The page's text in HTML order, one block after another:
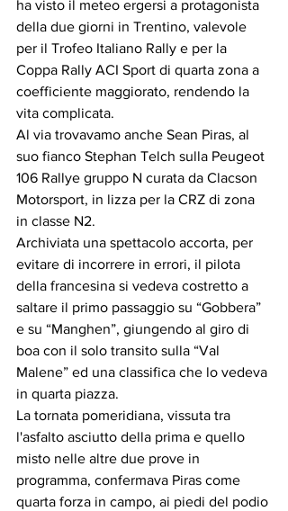
ha visto il meteo ergersi a protagonista
della due giorni in Trentino, valevole
per il Trofeo Italiano Rally e per la
Coppa Rally ACI Sport di quarta zona a
coefficiente maggiorato, rendendo la
vita complicata.
Al via trovavamo anche Sean Piras, al
suo fianco Stephan Telch sulla Peugeot
106 Rallye gruppo N curata da Clacson
Motorsport, in lizza per la CRZ di zona
in classe N2.
Archiviata una spettacolo accorta, per
evitare di incorrere in errori, il pilota
della francesina si vedeva costretto a
saltare il primo passaggio su “Gobbera”
e su “Manghen”, giungendo al giro di
boa con il solo transito sulla “Val
Malene” ed una classifica che lo vedeva
in quarta piazza.
La tornata pomeridiana, vissuta tra
l'asfalto asciutto della prima e quello
misto nelle altre due prove in
programma, confermava Piras come
quarta forza in campo, ai piedi del podio